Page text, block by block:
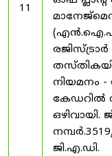
11
രജിസ്ട്രാർ
നിയമനം
കേഡറിൽ
ഒഴിവായി.
ജി.എ.ഡി.